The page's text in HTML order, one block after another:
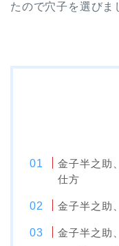
たので穴子を選びま
金子半之助
仕方
金子半之助
金子半之助